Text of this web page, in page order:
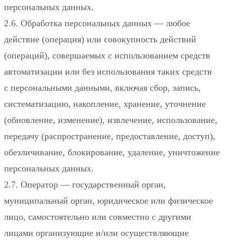
персональных данных.
2.6. Обработка персональных данных — любое
действие (операция) или совокупность действий
(операций), совершаемых с использованием средств
автоматизации или без использования таких средств
с персональными данными, включая сбор, запись,
систематизацию, накопление, хранение, уточнение
(обновление, изменение), извлечение, использование,
передачу (распространение, предоставление, доступ),
обезличивание, блокирование, удаление, уничтожение
персональных данных.
2.7. Оператор — государственный орган,
муниципальный орган, юридическое или физическое
лицо, самостоятельно или совместно с другими
лицами организующие и/или осуществляющие